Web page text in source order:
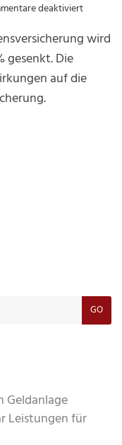
deaktiviert
wird
gesenkt. Die
auf die
GO
Geldanlage
Leistungen für